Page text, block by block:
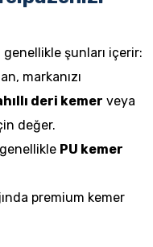
şunları içerir:
markanızı
deri kemer veya
değer.
PU kemer
premium kemer